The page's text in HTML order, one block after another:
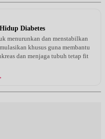
Diabetes
menurunkan dan menstabilkan
khusus guna membantu
dan menjaga tubuh tetap fit